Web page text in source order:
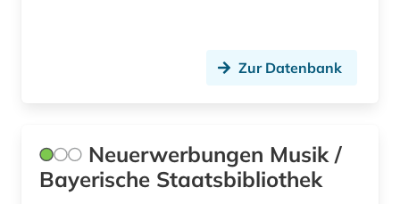
chinesische medizin (1)
Zur Datenbank
Neuerwerbungen Musik /
Bayerische Staatsbibliothek